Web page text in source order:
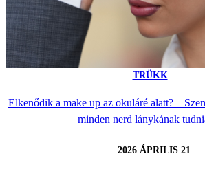
TRÜKK
Elkenődik a make up az okuláré alatt? –
minden nerd lánykának
2026 ÁPRILIS 21